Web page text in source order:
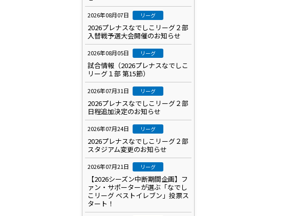
2026年08月07日 リーグ
2026プレナスなでしこリーグ２部
入替戦予選大会開催のお知らせ
2026年08月05日 リーグ
試合情報（2026プレナスなでしこ
リーグ１部 第15節）
2026年07月31日 リーグ
2026プレナスなでしこリーグ２部
日程追加決定のお知らせ
2026年07月24日 リーグ
2026プレナスなでしこリーグ２部
スタジアム変更のお知らせ
2026年07月21日 リーグ
【2026シーズン中断期間企画】フ
ァン・サポーターが選ぶ「なでし
こリーグ ベストイレブン」投票ス
タート！